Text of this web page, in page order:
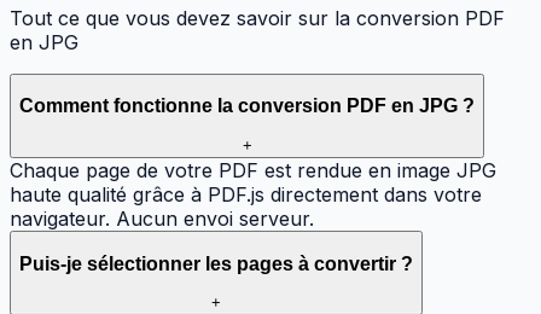
Tout ce que vous devez savoir sur la conversion PDF
en JPG
Comment fonctionne la conversion PDF en JPG ?
+
Chaque page de votre PDF est rendue en image JPG
haute qualité grâce à PDF.js directement dans votre
navigateur. Aucun envoi serveur.
Puis-je sélectionner les pages à convertir ?
+